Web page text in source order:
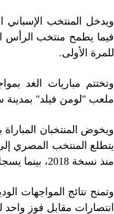
ويدخل المنتخب الإسباني
فيما يطمح منتخب الرأس
للمرة الأولى.
وتختتم مباريات الغد
ملعب "لومن فيلد" بمدينة
ويخوض المنتخبان
يتطلع المنتخب المصري
منذ نسخة 2018، بينما يسجل المنتخب البلجيكي ظهوره الخامس عشر في تاريخ البطولة.
وتمنح نتائج المواجهات
انتصارات مقابل فوز